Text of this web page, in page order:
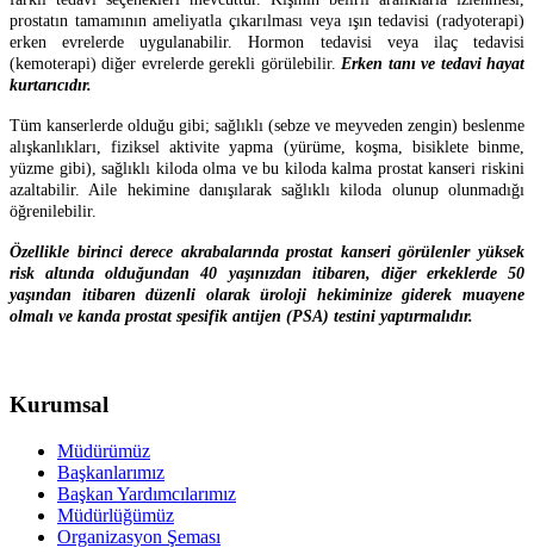
prostatın tamamının ameliyatla çıkarılması veya ışın tedavisi (radyoterapi)
erken evrelerde uygulanabilir. Hormon tedavisi veya ilaç tedavisi
(kemoterapi) diğer evrelerde gerekli görülebilir.Erken tanı ve tedavi hayat
kurtarıcıdır.
Tüm kanserlerde olduğu gibi; sağlıklı (sebze ve meyveden zengin) beslenme
alışkanlıkları, fiziksel aktivite yapma (yürüme, koşma, bisiklete binme,
yüzme gibi), sağlıklı kiloda olma ve bu kiloda kalma prostat kanseri riskini
azaltabilir. Aile hekimine danışılarak sağlıklı kiloda olunup olunmadığı
öğrenilebilir.
Özellikle birinci derece akrabalarında prostat kanseri görülenler yüksek
risk altında olduğundan 40 yaşınızdan itibaren, diğer erkeklerde 50
yaşından itibaren düzenli olarak üroloji hekiminize giderek muayene
olmalı ve kanda prostat spesifik antijen (PSA) testini yaptırmalıdır.
Kurumsal
Müdürümüz
Başkanlarımız
Başkan Yardımcılarımız
Müdürlüğümüz
Organizasyon Şeması